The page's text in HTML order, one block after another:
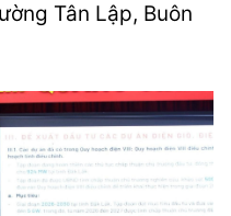
Tân Lập, Buôn